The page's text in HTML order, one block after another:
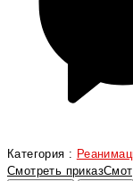
Категория :
Смотреть приказ